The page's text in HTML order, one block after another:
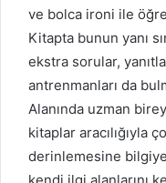
ve bolca ironi ile
Kitapta bunun yanı
ekstra sorular,
antrenmanları da
Alanında uzman
kitaplar aracılığıyla
derinlemesine
kendi ilgi alanlarını